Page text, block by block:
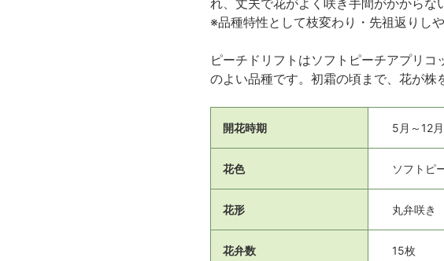
れ、丈夫で花がよく咲き手間がかからな
※品種特性として枝変わり・先祖返りし
ピーチドリフトはソフトピーチアプリ
のよい品種です。初霜の頃まで、花が
開花時期 5月～12月
花色 ソフトピ
花形 丸弁咲き
花弁数 15枚